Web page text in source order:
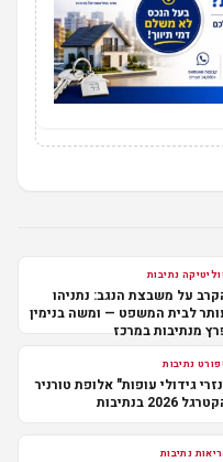
נתיבות
על משבצת הנגב: נתניהו
לבית המשפט — ומשה בנימין
מנתיבות במרכז
נתיבות
גידולי עופות" אלופת טורניר
2026 בנתיבות
נתיבות